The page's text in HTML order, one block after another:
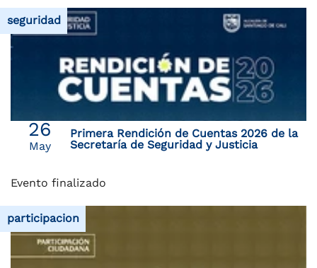
seguridad
26
May
Primera Rendición de Cuentas 2026 de la
Secretaría de Seguridad y Justicia
Evento finalizado
participacion